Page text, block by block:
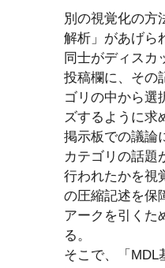
別の視覚化の方
解析」があげら
同士がディスカ
投稿欄に、その
ゴリの中から選
ズするように求
掲示板での議論
カテゴリの話題
行われたかを視
の圧縮記述を保
アークを引くた
る。
そこで、「MDL